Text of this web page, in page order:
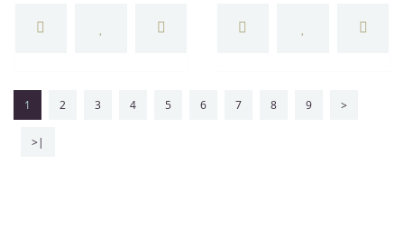
1 2 3 4 5 6 7 8 9 >
>|